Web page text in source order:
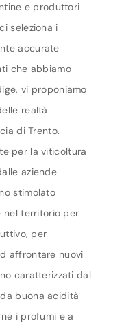
e produttori
seleziona i
accurate
che abbiamo
vi proponiamo
realtà
di Trento.
per la viticoltura
aziende
stimolato
nel territorio per
per
affrontare nuovi
caratterizzati dal
buona acidità
i profumi e a